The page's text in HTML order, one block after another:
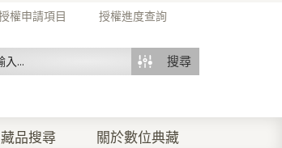
權申請項目 授權進度查詢
搜尋
藏品搜尋 關於數位典藏